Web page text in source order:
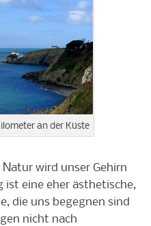
an der Küste
wird unser Gehirn
eine eher ästhetische,
die uns begegnen sind
nicht nach